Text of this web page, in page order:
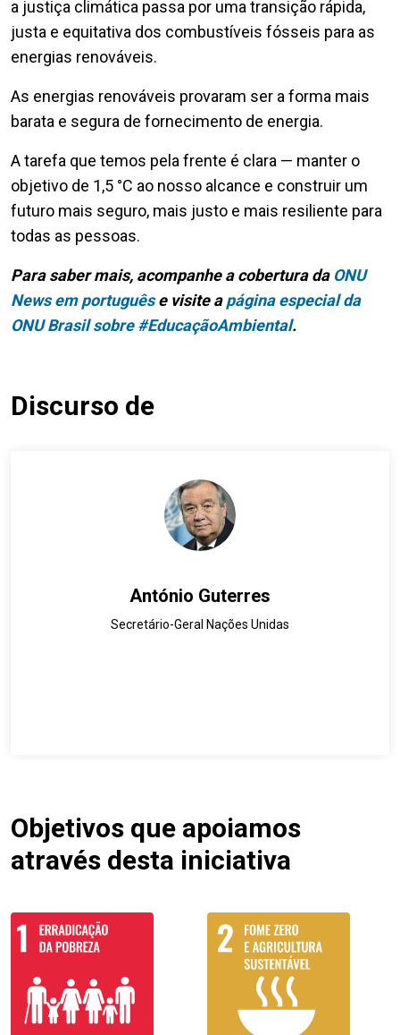
a justiça climática passa por uma transição rápida,
justa e equitativa dos combustíveis fósseis para as
energias renováveis.
As energias renováveis provaram ser a forma mais
barata e segura de fornecimento de energia.
A tarefa que temos pela frente é clara — manter o
objetivo de 1,5 °C ao nosso alcance e construir um
futuro mais seguro, mais justo e mais resiliente para
todas as pessoas.
Para saber mais, acompanhe a cobertura da ONU
News em portuguêse visite apágina especial da
ONU Brasil sobre #EducaçãoAmbiental.
Discurso de
António Guterres
Secretário-Geral Nações Unidas
Objetivos que apoiamos
através desta iniciativa